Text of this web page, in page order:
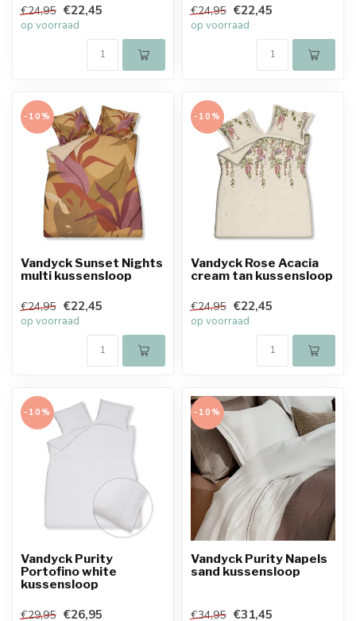
€24,95 €22,45
op voorraad
€24,95 €22,45
op voorraad
-10%
Vandyck Sunset Nights
multi kussensloop
€24,95 €22,45
op voorraad
-10%
Vandyck Rose Acacia
cream tan kussensloop
€24,95 €22,45
op voorraad
-10%
Vandyck Purity
Portofino white
kussensloop
€29,95 €26,95
-10%
Vandyck Purity Napels
sand kussensloop
€34,95 €31,45